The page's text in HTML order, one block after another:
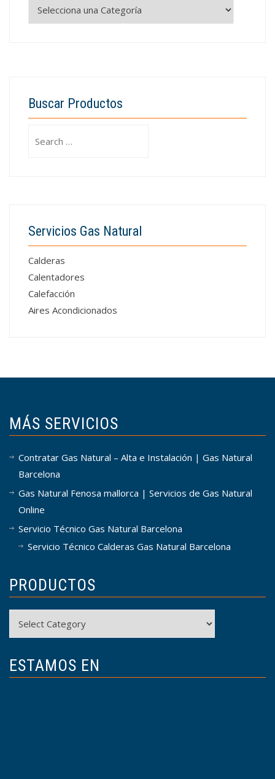
Buscar Productos
for:
Servicios Gas Natural
Calderas
Calentadores
Calefacción
Aires Acondicionados
MÁS SERVICIOS
Contratar Gas Natural – Alta e Instalación | Gas Natural
Barcelona
Gas Natural Fenosa mallorca | Servicios de Gas Natural
Online
Servicio Técnico Gas Natural Barcelona
Servicio Técnico Calderas Gas Natural Barcelona
PRODUCTOS
ESTAMOS EN